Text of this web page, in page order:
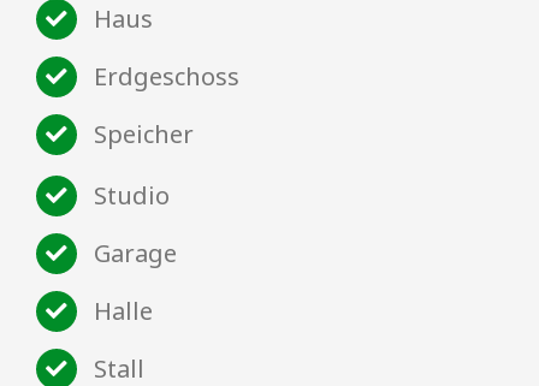
Haus
Erdgeschoss
Speicher
Studio
Garage
Halle
Stall